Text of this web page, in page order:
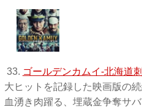
33. ゴールデンカムイ-北海道
大ヒットを記録した映画版の
血湧き肉躍る、埋蔵金争奪サ